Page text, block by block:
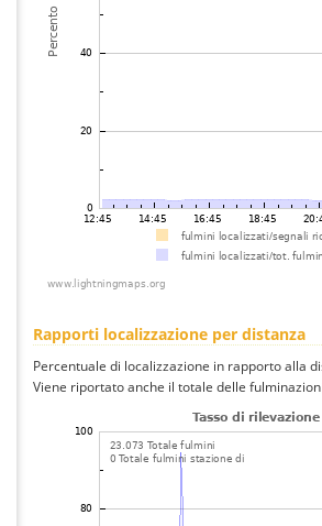
Rapporti localizzazione per distanza
Percentuale di localizzazione in rapporto alla
Viene riportato anche il totale delle